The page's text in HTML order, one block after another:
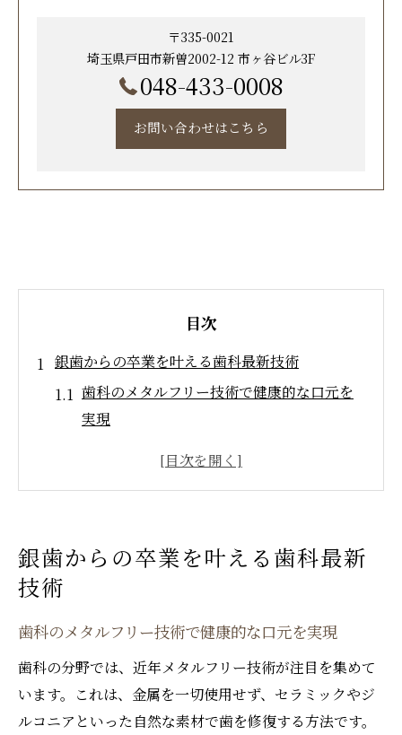
〒335-0021
埼玉県戸田市新曽2002-12 市ヶ谷ビル3F
048-433-0008
お問い合わせはこちら
目次
銀歯からの卒業を叶える歯科最新技術
歯科のメタルフリー技術で健康的な口元を
実現
金属アレルギー対策に最適な歯科の方法を
メタルフリー即日修復が支持される理由
歯科治療で実現するメタルフリーの美しさ
歯科で即日修復が選ばれる健康面の理由
銀歯からの卒業を叶える歯科最新
技術
歯科のメタルフリー技術で健康的な口元を実現
歯科の分野では、近年メタルフリー技術が注目を集めて
います。これは、金属を一切使用せず、セラミックやジ
ルコニアといった自然な素材で歯を修復する方法です。